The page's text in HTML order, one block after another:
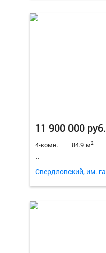
11 900 000 руб.
4-комн. 84.9 м2
..